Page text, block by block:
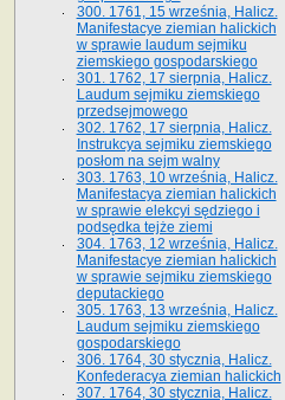
300. 1761, 15 września, Halicz.
Manifestacye ziemian halickich
w sprawie laudum sejmiku
ziemskiego gospodarskiego
301. 1762, 17 sierpnia, Halicz.
Laudum sejmiku ziemskiego
przedsejmowego
302. 1762, 17 sierpnia, Halicz.
Instrukcya sejmiku ziemskiego
posłom na sejm walny
303. 1763, 10 września, Halicz.
Manifestacya ziemian halickich
w sprawie elekcyi sędziego i
podsędka tejże ziemi
304. 1763, 12 września, Halicz.
Manifestacye ziemian halickich
w sprawie sejmiku ziemskiego
deputackiego
305. 1763, 13 września, Halicz.
Laudum sejmiku ziemskiego
gospodarskiego
306. 1764, 30 stycznia, Halicz.
Konfederacya ziemian halickich
307. 1764, 30 stycznia, Halicz.